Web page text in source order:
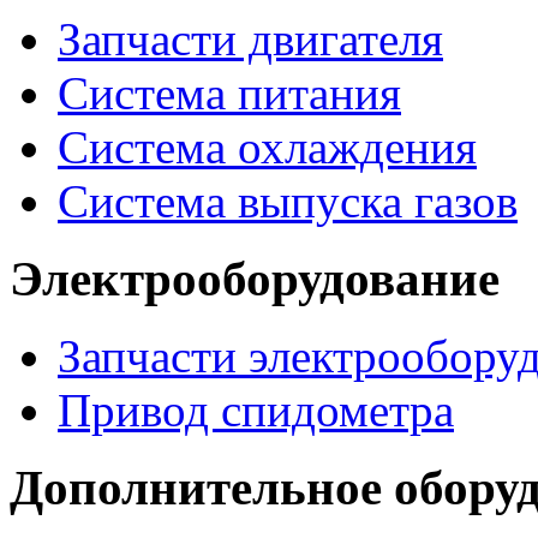
Запчасти двигателя
Система питания
Система охлаждения
Система выпуска газов
Электрооборудование
Запчасти
Привод спидометра
Дополнительное